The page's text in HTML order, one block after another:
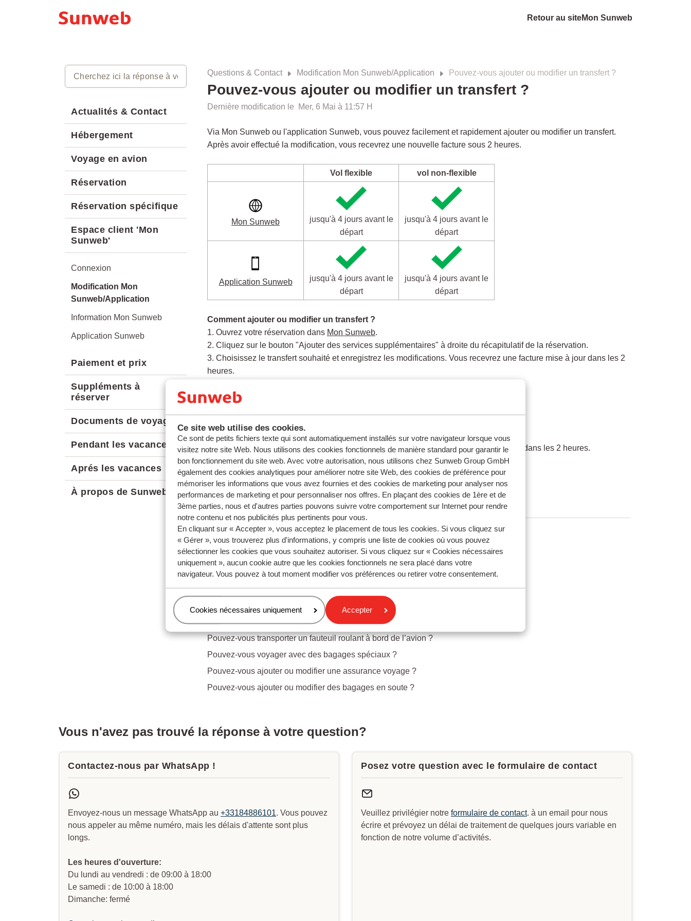
Ce site web utilise des cookies.
Ce sont de petits fichiers texte qui sont automatiquement installés sur votre navigateur lorsque vous
visitez notre site Web. Nous utilisons des cookies fonctionnels de manière standard pour garantir le
bon fonctionnement du site web. Avec votre autorisation, nous utilisons chez Sunweb Group GmbH
également des cookies analytiques pour améliorer notre site Web, des cookies de préférence pour
mémoriser les informations que vous avez fournies et des cookies de marketing pour analyser nos
performances de marketing et pour personnaliser nos offres. En plaçant des cookies de 1ère et de
3ème parties, nous et d'autres parties pouvons suivre votre comportement sur Internet pour rendre
notre contenu et nos publicités plus pertinents pour vous.
En cliquant sur « Accepter », vous acceptez le placement de tous les cookies. Si vous cliquez sur
« Gérer », vous trouverez plus d'informations, y compris une liste de cookies où vous pouvez
sélectionner les cookies que vous souhaitez autoriser. Si vous cliquez sur « Cookies nécessaires
uniquement », aucun cookie autre que les cookies fonctionnels ne sera placé dans votre
navigateur. Vous pouvez à tout moment modifier vos préférences ou retirer votre consentement.
Gérer
Cookies nécessaires uniquement Accepter
Retour au siteMon Sunweb
Actualités & Contact
Hébergement
Voyage en avion
Réservation
Réservation spécifique
Espace client 'Mon
Sunweb'
Connexion
Modification Mon
Sunweb/Application
Information Mon Sunweb
Application Sunweb
Paiement et prix
Suppléments à
réserver
Documents de voyage
Pendant les vacances
Aprés les vacances
À propos de Sunweb
Questions & Contact Modification Mon Sunweb/Application Pouvez-vous ajouter ou modifier un transfert ?
Pouvez-vous ajouter ou modifier un transfert ?
Dernière modification le Mer, 6 Mai à 11:57 H
Via Mon Sunweb ou l'application Sunweb, vous pouvez facilement et rapidement ajouter ou modifier un transfert.
Après avoir effectué la modification, vous recevrez une nouvelle facture sous 2 heures.
Vol flexible vol non-flexible
Mon Sunweb
jusqu'à 4 jours avant le
départ
jusqu'à 4 jours avant le
départ
Application Sunweb
jusqu'à 4 jours avant le
départ
jusqu'à 4 jours avant le
départ
Comment ajouter ou modifier un transfert ?
1. Ouvrez votre réservation dans Mon Sunweb.
2. Cliquez sur le bouton "Ajouter des services supplémentaires" à droite du récapitulatif de la réservation.
3. Choisissez le transfert souhaité et enregistrez les modifications. Vous recevrez une facture mise à jour dans les 2
heures.
Comment ajouter ou modifier un transfert dans l'application Sunweb ?
3. Cliquez sur "Transfert" et ajoutez ou modifiez le transfert.
4. Allez dans le panier et confirmez la modification. Vous recevrez une facture modifiée dans les 2 heures.
Pour plus d'informations sur un transfert, cliquezici.
Questions sur le même sujet
Est-il possible de réserver ou de modifier des services supplémentaires ?
Pouvez-vous modifier une formule d’appel ?
Pouvez-vous modifier une date de naissance ?
Questions connexes
Pouvez-vous transporter un fauteuil roulant à bord de l’avion ?
Pouvez-vous voyager avec des bagages spéciaux ?
Pouvez-vous ajouter ou modifier une assurance voyage ?
Pouvez-vous ajouter ou modifier des bagages en soute ?
Vous n'avez pas trouvé la réponse à votre question?
Contactez-nous par WhatsApp !
Envoyez-nous un message WhatsApp au +33184886101. Vous pouvez
nous appeler au même numéro, mais les délais d'attente sont plus
longs.
Les heures d'ouverture:
Du lundi au vendredi : de 09:00 à 18:00
Le samedi : de 10:00 à 18:00
Dimanche: fermé
Posez votre question avec le formulaire de contact
Veuillez privilégier notre formulaire de contact. à un email pour nous
écrire et prévoyez un délai de traitement de quelques jours variable en
fonction de notre volume d’activités.